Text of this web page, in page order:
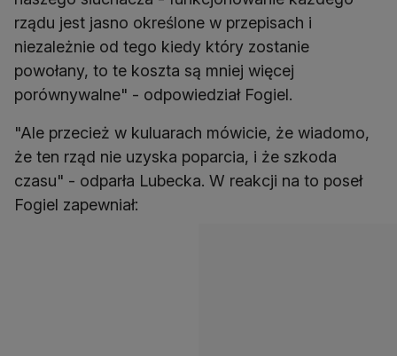
rządu jest jasno określone w przepisach i
niezależnie od tego kiedy który zostanie
powołany, to te koszta są mniej więcej
porównywalne" - odpowiedział Fogiel.
"Ale przecież w kuluarach mówicie, że wiadomo,
że ten rząd nie uzyska poparcia, i że szkoda
czasu" - odparła Lubecka. W reakcji na to poseł
Fogiel zapewniał: